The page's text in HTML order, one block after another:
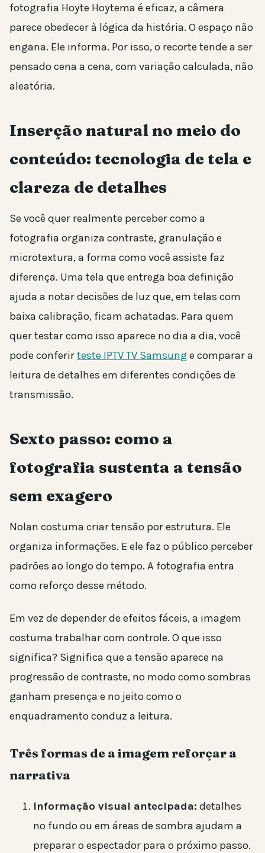
fotografia Hoyte Hoytema é eficaz, a câmera
parece obedecer à lógica da história. O espaço não
engana. Ele informa. Por isso, o recorte tende a ser
pensado cena a cena, com variação calculada, não
aleatória.
Inserção natural no meio do
conteúdo: tecnologia de tela e
clareza de detalhes
Se você quer realmente perceber como a
fotografia organiza contraste, granulação e
microtextura, a forma como você assiste faz
diferença. Uma tela que entrega boa definição
ajuda a notar decisões de luz que, em telas com
baixa calibração, ficam achatadas. Para quem
quer testar como isso aparece no dia a dia, você
pode conferirteste IPTV TV Samsung e comparar a
leitura de detalhes em diferentes condições de
transmissão.
Sexto passo: como a
fotografia sustenta a tensão
sem exagero
Nolan costuma criar tensão por estrutura. Ele
organiza informações. E ele faz o público perceber
padrões ao longo do tempo. A fotografia entra
como reforço desse método.
Em vez de depender de efeitos fáceis, a imagem
costuma trabalhar com controle. O que isso
significa? Significa que a tensão aparece na
progressão de contraste, no modo como sombras
ganham presença e no jeito como o
enquadramento conduz a leitura.
Três formas de a imagem reforçar a
narrativa
Informação visual antecipada: detalhes
no fundo ou em áreas de sombra ajudam a
preparar o espectador para o próximo passo.